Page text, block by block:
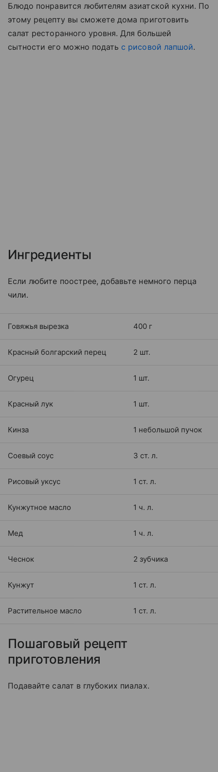
Блюдо понравится любителям азиатской кухни. По
этому рецепту вы сможете дома приготовить
салат ресторанного уровня. Для большей
сытности его можно подать с рисовой лапшой.
Ингредиенты
Если любите поострее, добавьте немного перца
чили.
Говяжья вырезка 400 г
Красный болгарский перец 2 шт.
Огурец 1 шт.
Красный лук 1 шт.
Кинза 1 небольшой пучок
Соевый соус 3 ст. л.
Рисовый уксус 1 ст. л.
Кунжутное масло 1 ч. л.
Мед 1 ч. л.
Чеснок 2 зубчика
Кунжут 1 ст. л.
Растительное масло 1 ст. л.
Пошаговый рецепт
приготовления
Подавайте салат в глубоких пиалах.